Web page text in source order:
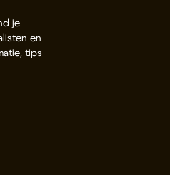
je
en
tips